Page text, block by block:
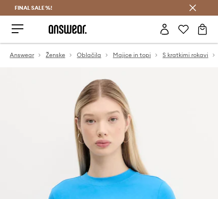
FINAL SALE %!
Answear Ženske Oblačila Majice in topi S kratkimi rokavi